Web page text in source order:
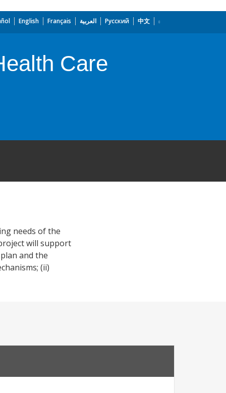
English Français العربية Русский 中文
Care
needs of the
will support
and the
(ii)